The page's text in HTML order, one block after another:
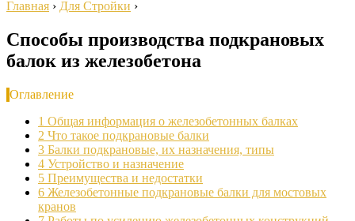
Главная › Для Стройки ›
Способы производства подкрановых
балок из железобетона
Оглавление
1 Общая информация о железобетонных балках
2 Что такое подкрановые балки
3 Балки подкрановые, их назначения, типы
4 Устройство и назначение
5 Преимущества и недостатки
6 Железобетонные подкрановые балки для мостовых
кранов